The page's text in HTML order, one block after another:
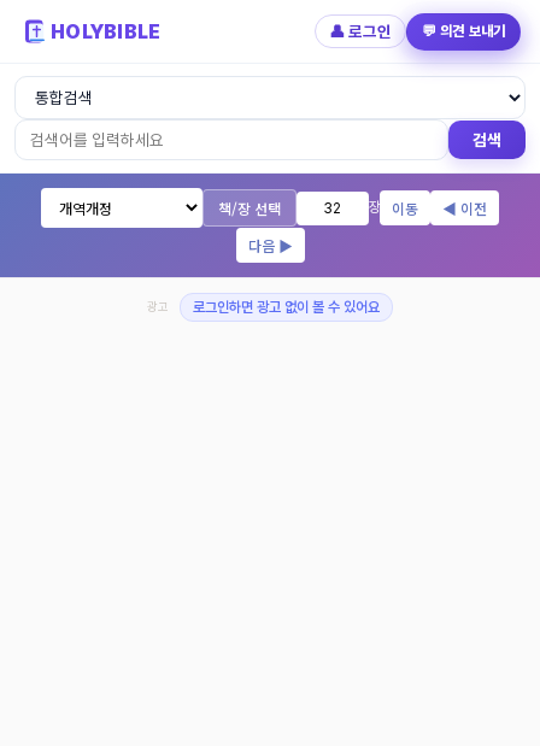
HOLYBIBLE 👤 로그인 💬 의견 보내기
성경읽기 - 개역개정 개역한글 NIV KJV
검색
책/장 선택 장 이동
◀ 이전
다음 ▶
광고 로그인하면 광고 없이 볼 수 있어요